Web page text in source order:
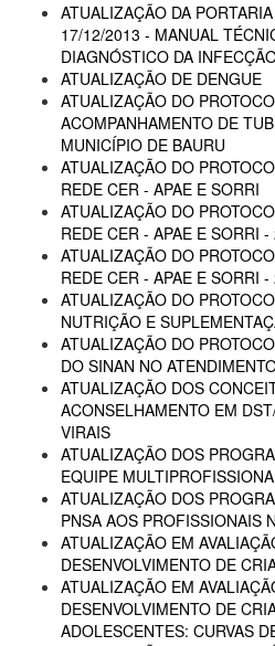
ATUALIZAÇÃO DA
17/12/2013 - MANUAL
DIAGNÓSTICO DA
ATUALIZAÇÃO DE DENGUE
ATUALIZAÇÃO DO
ACOMPANHAMENTO DE
MUNICÍPIO DE BAURU
ATUALIZAÇÃO DO
REDE CER - APAE E SORRI
ATUALIZAÇÃO DO
REDE CER - APAE E SORRI
ATUALIZAÇÃO DO
REDE CER - APAE E SORRI
ATUALIZAÇÃO DO
NUTRIÇÃO E
ATUALIZAÇÃO DO
DO SINAN NO
ATUALIZAÇÃO DOS
ACONSELHAMENTO EM
VIRAIS
ATUALIZAÇÃO DOS
EQUIPE
ATUALIZAÇÃO DOS
PNSA AOS PROFISSIONAIS
ATUALIZAÇÃO EM
DESENVOLVIMENTO DE
ATUALIZAÇÃO EM
DESENVOLVIMENTO DE
ADOLESCENTES: CURVAS